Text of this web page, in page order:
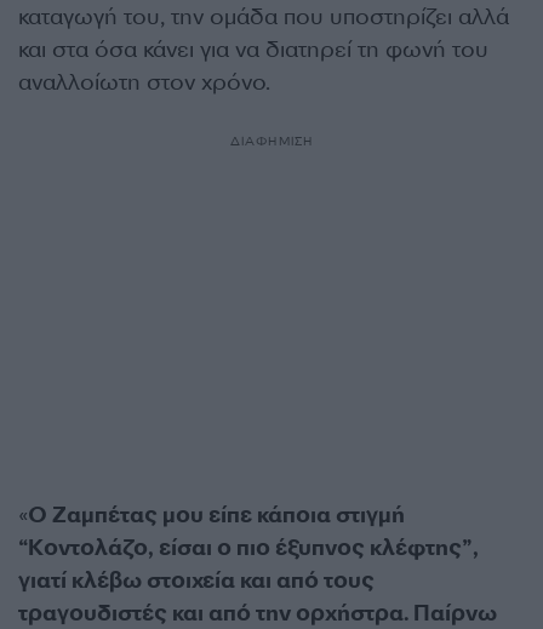
καταγωγή του, την ομάδα που υποστηρίζει αλλά
και στα όσα κάνει για να διατηρεί τη φωνή του
αναλλοίωτη στον χρόνο.
ΔΙΑΦΗΜΙΣΗ
«Ο Ζαμπέτας μου είπε κάποια στιγμή
“Κοντολάζο, είσαι ο πιο έξυπνος κλέφτης”,
γιατί κλέβω στοιχεία και από τους
τραγουδιστές και από την ορχήστρα. Παίρνω